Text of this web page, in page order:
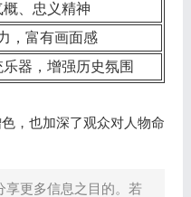
概、忠义精神
，富有画面感
器，增强历史氛围
，也加深了观众对人物命
享更多信息之目的。若